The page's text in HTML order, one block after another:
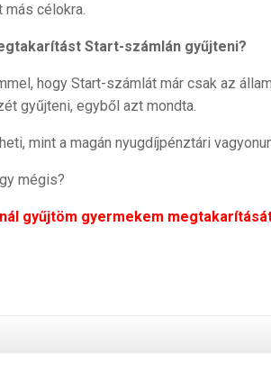
más célokra.
Start-számlán gyűjteni?
hogy Start-számlát már csak az
gyűjteni, egyből azt mondta.
mint a magán nyugdíjpénztári
mégis?
gyűjtöm gyermekem